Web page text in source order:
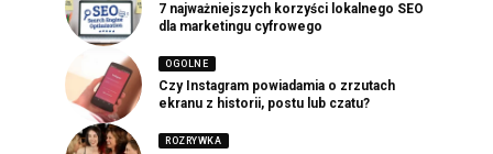
7 najważniejszych korzyści lokalnego SEO
dla marketingu cyfrowego
OGOLNE
Czy Instagram powiadamia o zrzutach
ekranu z historii, postu lub czatu?
ROZRYWKA